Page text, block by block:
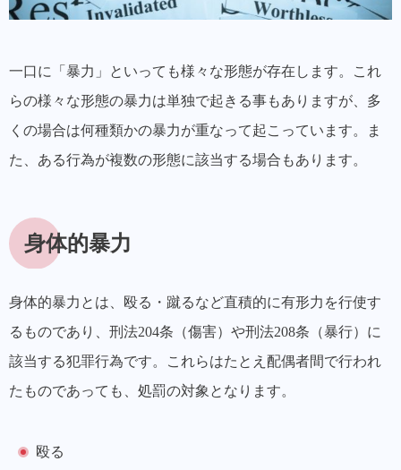
一口に「暴力」といっても様々な形態が存在します。これ
らの様々な形態の暴力は単独で起きる事もありますが、多
くの場合は何種類かの暴力が重なって起こっています。ま
た、ある行為が複数の形態に該当する場合もあります。
身体的暴力
身体的暴力とは、殴る・蹴るなど直積的に有形力を行使す
るものであり、刑法204条（傷害）や刑法208条（暴行）に
該当する犯罪行為です。
これらはたとえ配偶者間で行われ
たものであっても、処罰の対象となります。
殴る